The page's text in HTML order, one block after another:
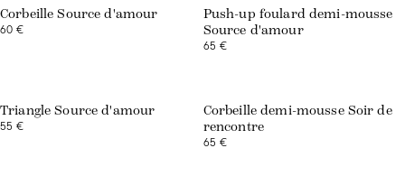
Corbeille Source d'amour
60 €
Push-up foulard demi-mousse
Source d'amour
65 €
Triangle Source d'amour
55 €
Corbeille demi-mousse Soir de
rencontre
65 €